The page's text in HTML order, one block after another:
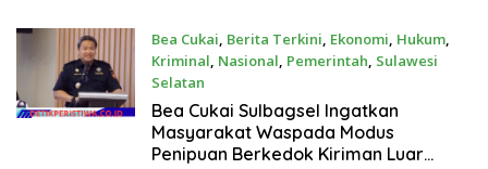
Bea Cukai, Berita Terkini, Ekonomi, Hukum,
Kriminal, Nasional, Pemerintah, Sulawesi
Selatan
Juli 15, 2026
Bea Cukai Sulbagsel Ingatkan
Masyarakat Waspada Modus
Penipuan Berkedok Kiriman Luar